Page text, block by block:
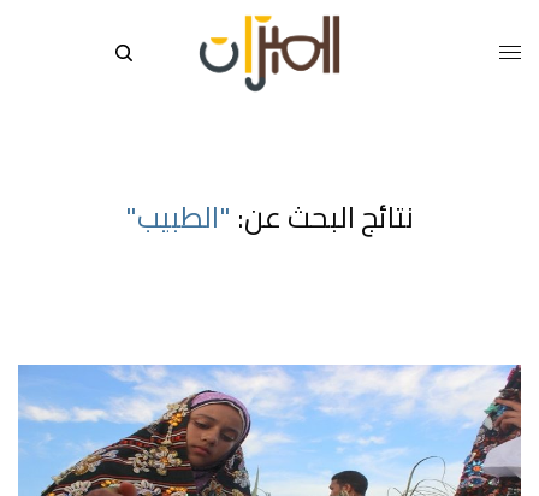
نتائج البحث عن: "الطبيب"